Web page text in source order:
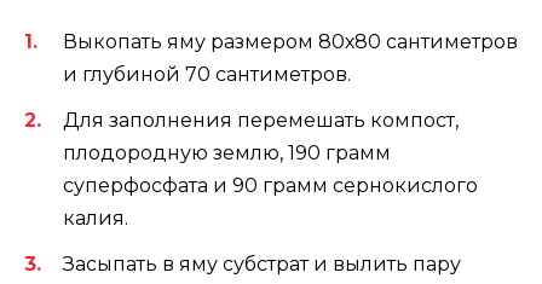
Выкопать яму размером 80х80 сантиметров
и глубиной 70 сантиметров.
Для заполнения перемешать компост,
плодородную землю, 190 грамм
суперфосфата и 90 грамм сернокислого
калия.
Засыпать в яму субстрат и вылить пару